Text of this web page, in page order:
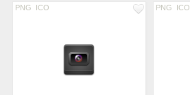
PNG ICO PNG ICO